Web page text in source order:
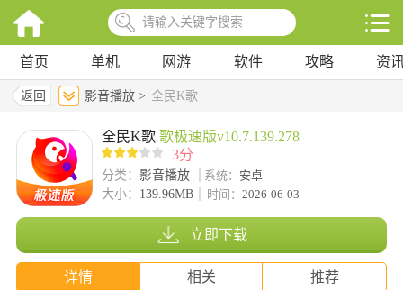
首页 单机 网游 软件 攻略 资
返回 影音播放 > 全民K歌
全民K歌 歌极速版v10.7.139.278
3分
分类： 影音播放 系统： 安卓
大小： 139.96MB 时间： 2026-06-03
立即下载
详情 相关 推荐